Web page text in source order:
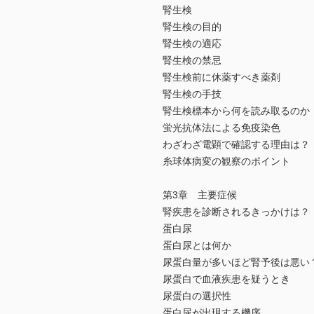
腎生検
腎生検の目的
腎生検の適応
腎生検の禁忌
腎生検前に休薬すべき薬剤
腎生検の手技
腎生検標本から何を読み取るのか
蛍光抗体法による免疫染色
わざわざ電顕で確認する理由は？
糸球体病変の観察のポイント
第3章 主要症候
腎疾患を診断されるきっかけは？
蛋白尿
蛋白尿とは何か
尿蛋白量が多いほど腎予後は悪い
尿蛋白で血液疾患を疑うとき
尿蛋白の選択性